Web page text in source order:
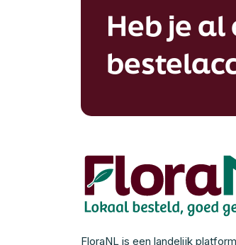
Heb je
FloraNL is een landelijk